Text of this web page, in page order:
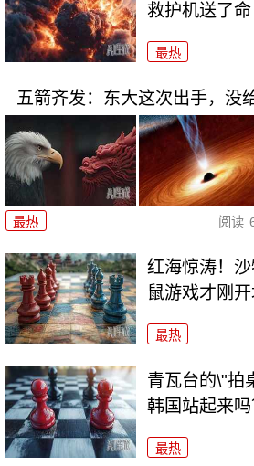
救护机送了命
最热
五箭齐发：东大这次出手，没
最热 阅读
红海惊涛！
鼠游戏才刚
最热
青瓦台的\"拍
韩国站起来吗
最热